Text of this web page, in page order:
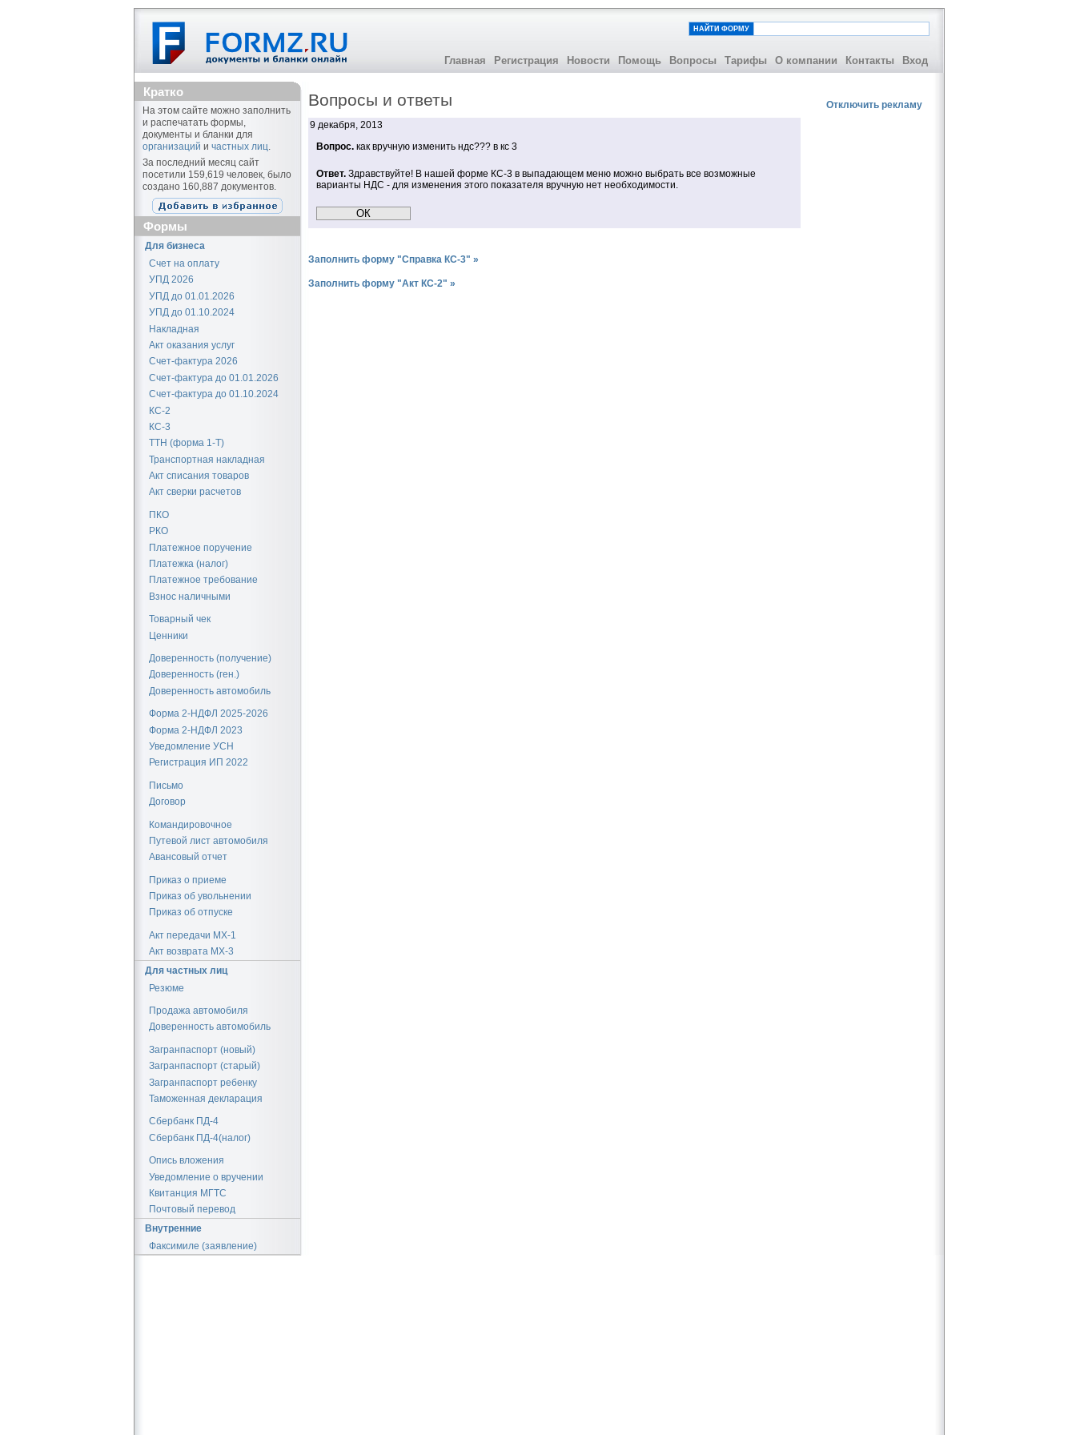
НАЙТИ ФОРМУ
Главная Регистрация Новости Помощь Вопросы Тарифы О компании Контакты Вход
Кратко
На этом сайте можно заполнить
и распечатать формы,
документы и бланки для
организаций и частных лиц.
За последний месяц сайт
посетили 159,619 человек, было
создано 160,887 документов.
Формы
Для бизнеса
Счет на оплату
УПД 2026
УПД до 01.01.2026
УПД до 01.10.2024
Накладная
Акт оказания услуг
Счет-фактура 2026
Счет-фактура до 01.01.2026
Счет-фактура до 01.10.2024
КС-2
КС-3
ТТН (форма 1-Т)
Транспортная накладная
Акт списания товаров
Акт сверки расчетов
ПКО
РКО
Платежное поручение
Платежка (налог)
Платежное требование
Взнос наличными
Товарный чек
Ценники
Доверенность (получение)
Доверенность (ген.)
Доверенность автомобиль
Форма 2-НДФЛ 2025-2026
Форма 2-НДФЛ 2023
Уведомление УСН
Регистрация ИП 2022
Письмо
Договор
Командировочное
Путевой лист автомобиля
Авансовый отчет
Приказ о приеме
Приказ об увольнении
Приказ об отпуске
Акт передачи МХ-1
Акт возврата МХ-3
Для частных лиц
Резюме
Продажа автомобиля
Доверенность автомобиль
Загранпаспорт (новый)
Загранпаспорт (старый)
Загранпаспорт ребенку
Таможенная декларация
Сбербанк ПД-4
Сбербанк ПД-4(налог)
Опись вложения
Уведомление о вручении
Квитанция МГТС
Почтовый перевод
Внутренние
Факсимиле (заявление)
Вопросы и ответы
9 декабря, 2013
Вопрос.как вручную изменить ндс??? в кс 3
Ответ.Здравствуйте! В нашей форме КС-3 в выпадающем меню можно выбрать все возможные
варианты НДС - для изменения этого показателя вручную нет необходимости.
Заполнить форму "Справка КС-3" »
Заполнить форму "Акт КС-2" »
Отключить рекламу